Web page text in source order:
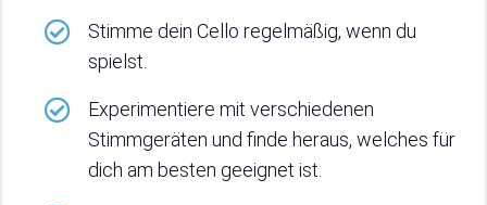
Stimme dein Cello regelmäßig, wenn du
spielst.
Experimentiere mit verschiedenen
Stimmgeräten und finde heraus, welches für
dich am besten geeignet ist.